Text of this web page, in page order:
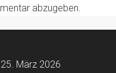
abzugeben.
25. März 2026